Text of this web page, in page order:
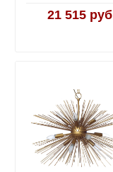
21 515 руб